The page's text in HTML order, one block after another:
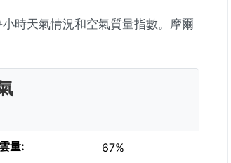
時天氣情況和空氣質量指數。摩爾
雲量: 67%